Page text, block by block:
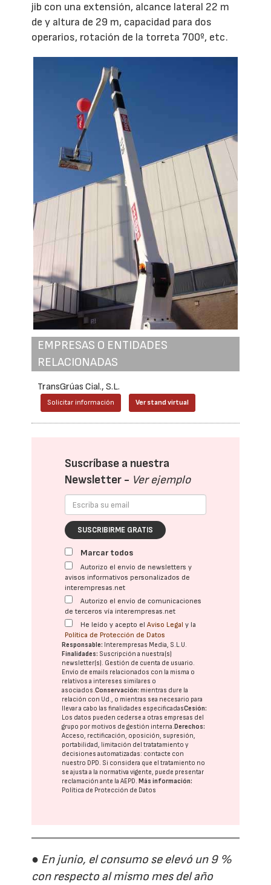
jib con una extensión, alcance lateral 22 m
de y altura de 29 m, capacidad para dos
operarios, rotación de la torreta 700º, etc.
EMPRESAS O ENTIDADES
RELACIONADAS
TransGrúas Cial., S.L.
Solicitar información Ver stand virtual
Suscríbase a nuestra
Newsletter - Ver ejemplo
SUSCRIBIRME GRATIS
Marcar todos
Autorizo el envío de newsletters y
avisos informativos personalizados de
interempresas.net
Autorizo el envío de comunicaciones
de terceros vía interempresas.net
He leído y acepto elAviso Legal y la
Política de Protección de Datos
Responsable: Interempresas Media, S.L.U.
Finalidades: Suscripción a nuestra(s)
newsletter(s). Gestión de cuenta de usuario.
Envío de emails relacionados con la misma o
relativos a intereses similares o
asociados.Conservación: mientras dure la
relación con Ud., o mientras sea necesario para
llevar a cabo las finalidades especificadasCesión:
Los datos pueden cederse a otras empresas del
grupo por motivos de gestión interna. Derechos:
Acceso, rectificación, oposición, supresión,
portabilidad, limitación del tratatamiento y
decisiones automatizadas: contacte con
nuestro DPD. Si considera que el tratamiento no
se ajusta a la normativa vigente, puede presentar
reclamación ante laAEPD. Más información:
Política de Protección de Datos
● En junio, el consumo se elevó un 9 %
con respecto al mismo mes del año